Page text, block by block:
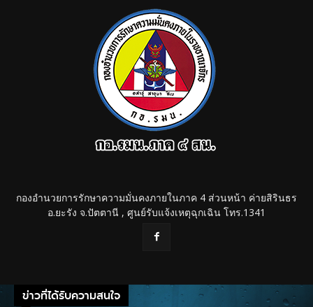
กองอำนวยการรักษาความมั่นคงภายในภาค 4 ส่วนหน้า ค่ายสิรินธร
อ.ยะรัง จ.ปัตตานี , ศูนย์รับแจ้งเหตุฉุกเฉิน โทร.1341
ข่าวที่ได้รับความสนใจ